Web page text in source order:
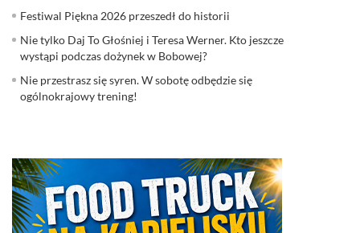
Festiwal Piękna 2026 przeszedł do historii
Nie tylko Daj To Głośniej i Teresa Werner. Kto jeszcze
wystąpi podczas dożynek w Bobowej?
Nie przestrasz się syren. W sobotę odbędzie się
ogólnokrajowy trening!